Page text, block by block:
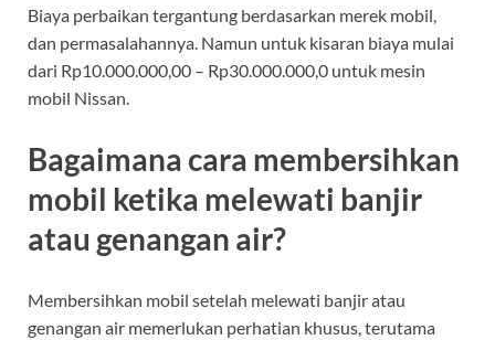
Biaya perbaikan tergantung berdasarkan merek mobil,
dan permasalahannya. Namun untuk kisaran biaya mulai
dari Rp10.000.000,00 – Rp30.000.000,0 untuk mesin
mobil Nissan.
Bagaimana cara membersihkan
mobil ketika melewati banjir
atau genangan air?
Membersihkan mobil setelah melewati banjir atau
genangan air memerlukan perhatian khusus, terutama